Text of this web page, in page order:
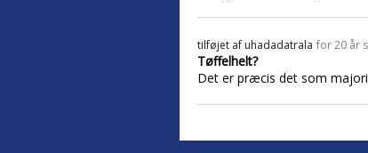
tilføjet af uhadadatrala for 20 år
Tøffelhelt?
Det er præcis det som